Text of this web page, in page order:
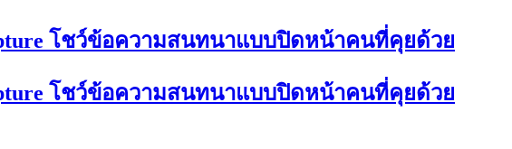
โชว์ข้อความสนทนาแบบปิดหน้าคนที่คุยด้วย
โชว์ข้อความสนทนาแบบปิดหน้าคนที่คุยด้วย